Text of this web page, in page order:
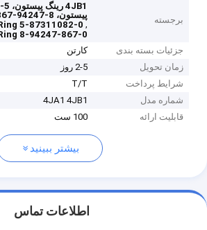
برجسته
پیستون، 8-94247-867-0 رینگ پیستون
,
5-87311082-0 Piston Ring
8-94247-867-0 Piston Ring
جزئیات بسته بندی
کارتن
زمان تحویل
2-5 روز
شرایط پرداخت
T/T
شماره مدل
4JA1 4JB1
قابلیت ارائه
100 ست
بیشتر ببینید
اطلاعات تماس